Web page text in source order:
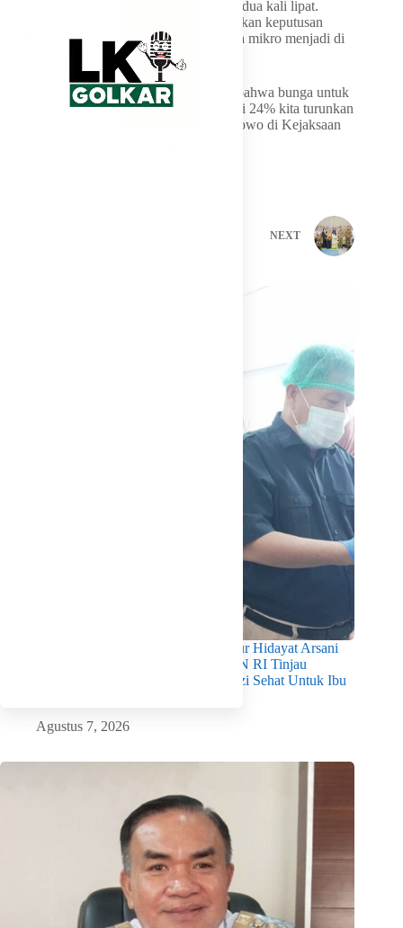
sementara pinjaman orang kecil bunganya dua kali lipat.
Prabowo menekankan dia telah mengeluarkan keputusan
politik penting untuk menekan kredit usaha mikro menjadi di
“Ini keputusan politik. Saya sudah ambil, bahwa bunga untuk
kredit madani untuk kredit prasejahtera dari 24% kita turunkan
di bawah 10%, di bawah 9%,” beber Prabowo di Kejaksaan
NEXT
Pastikan Kualitas Gizi Terpenuhi, Gubernur Hidayat Arsani
Dampingi Mendukbangga/Kepala BKKBN RI Tinjau
Layanan Program MBG 3B Wujudkan Gizi Sehat Untuk Ibu
Agustus 7, 2026